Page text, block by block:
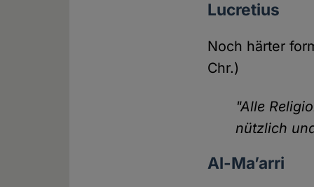
Lucretius
Noch härter
Chr.)
"Alle
nützlich
Al-Ma’arri